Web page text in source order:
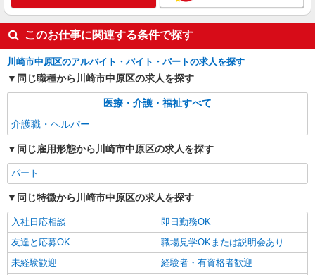
キープ 詳細を見る
このお仕事に関連する条件で探す
川崎市中原区のアルバイト・バイト・パートの求人を探す
同じ職種から川崎市中原区の求人を探す
医療・介護・福祉すべて
介護職・ヘルパー
同じ雇用形態から川崎市中原区の求人を探す
パート
同じ特徴から川崎市中原区の求人を探す
入社日応相談
即日勤務OK
友達と応募OK
職場見学OKまたは説明会あり
未経験歓迎
経験者・有資格者歓迎